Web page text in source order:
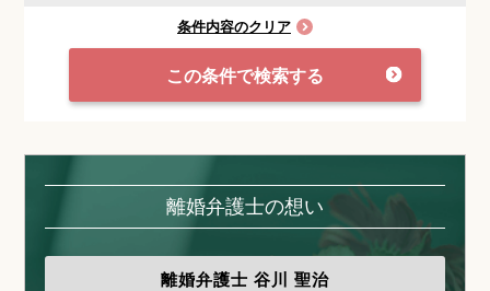
条件内容のクリア
この条件で検索する
離婚弁護士の想い
離婚弁護士 谷川 聖治